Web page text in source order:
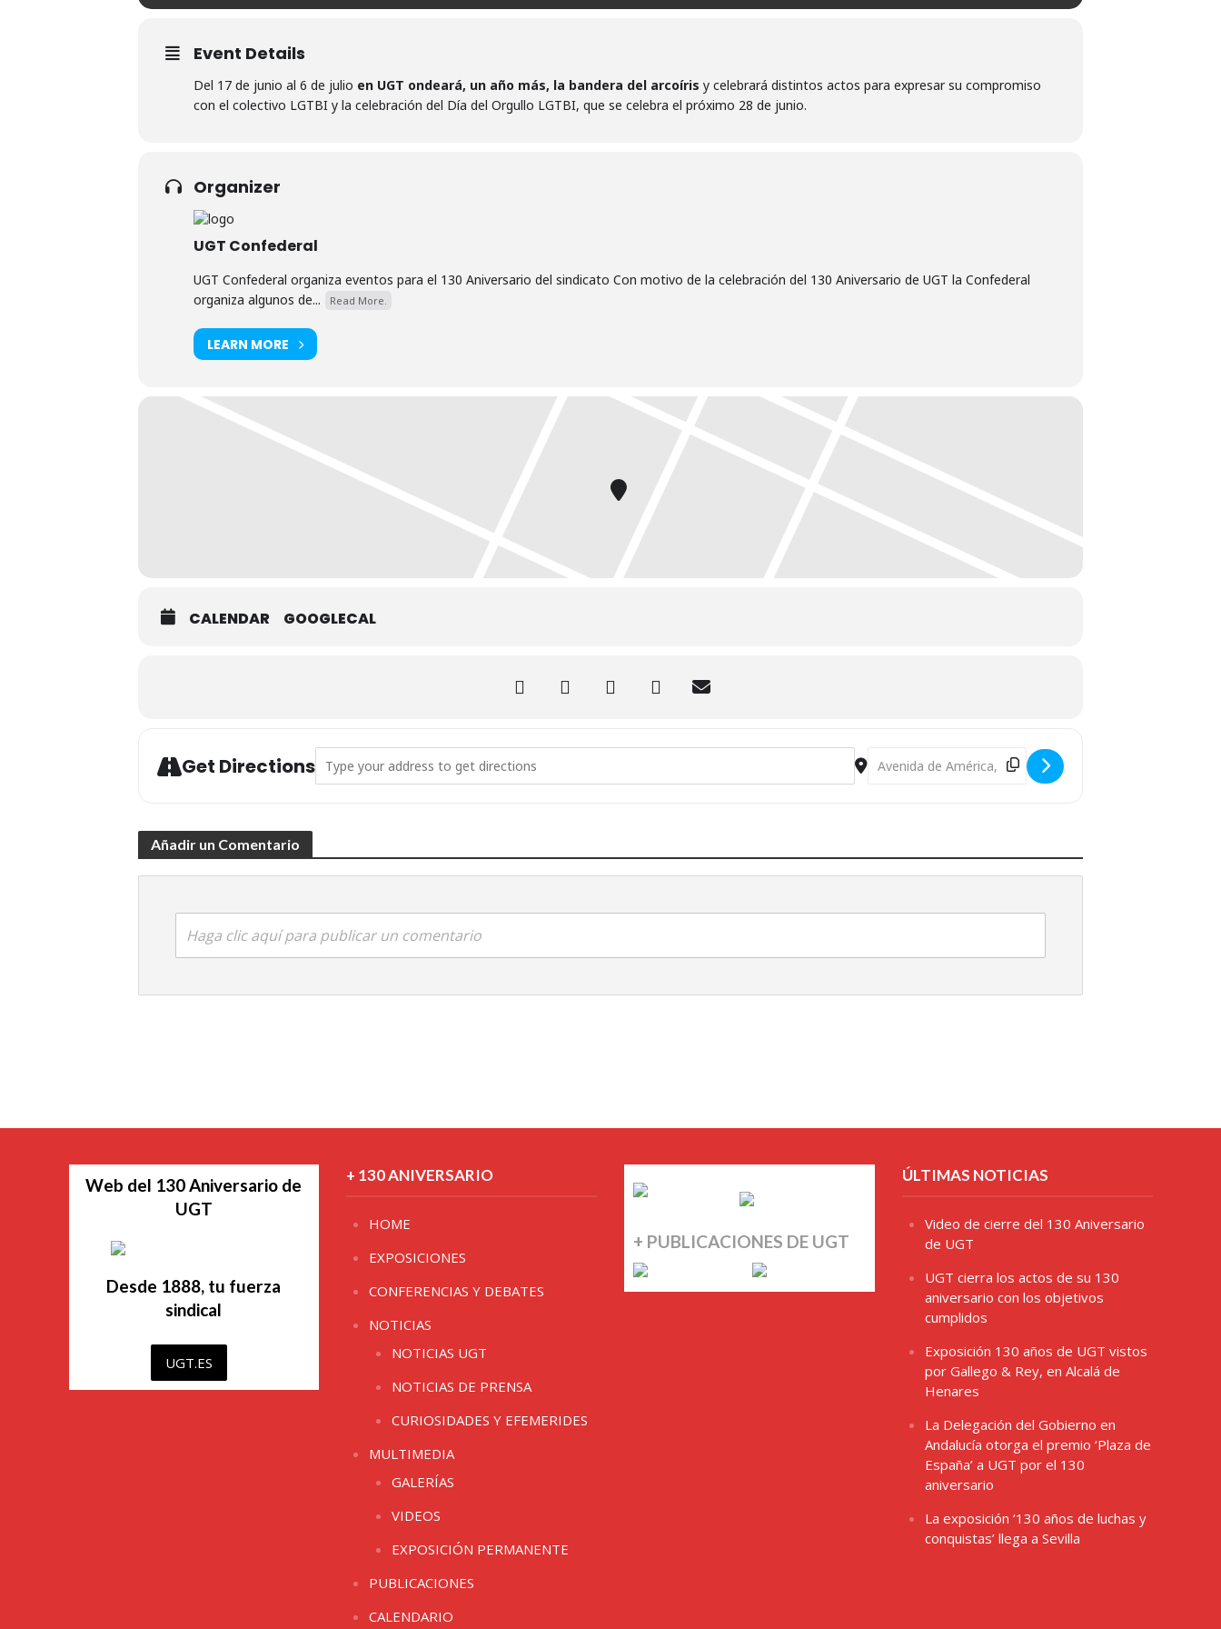
Event Details
Del 17 de junio al 6 de julio en UGT ondeará, un año más, la bandera del arcoíris y celebrará distintos actos para expresar su compromiso
con el colectivo LGTBI y la celebración del Día del Orgullo LGTBI, que se celebra el próximo 28 de junio.
Organizer
UGT Confederal
UGT Confederal organiza eventos para el 130 Aniversario del sindicato Con motivo de la celebración del 130 Aniversario de UGT la Confederal
organiza algunos de...
Read More.
LEARN MORE
CALENDAR GOOGLECAL
Get Directions Destination Address - Actos por el Día Mundial del Orgullo
Añadir un Comentario
Haga clic aquí para publicar un comentario
Web del 130 Aniversario de
UGT
Desde 1888, tu fuerza
sindical
UGT.ES
+ 130 ANIVERSARIO
HOME
EXPOSICIONES
CONFERENCIAS Y DEBATES
NOTICIAS
NOTICIAS UGT
NOTICIAS DE PRENSA
CURIOSIDADES Y EFEMERIDES
MULTIMEDIA
GALERÍAS
VIDEOS
EXPOSICIÓN PERMANENTE
PUBLICACIONES
CALENDARIO
+ PUBLICACIONES DE UGT
ÚLTIMAS NOTICIAS
Video de cierre del 130 Aniversario
de UGT
UGT cierra los actos de su 130
aniversario con los objetivos
cumplidos
Exposición 130 años de UGT vistos
por Gallego & Rey, en Alcalá de
Henares
La Delegación del Gobierno en
Andalucía otorga el premio ‘Plaza de
España’ a UGT por el 130
aniversario
La exposición ‘130 años de luchas y
conquistas’ llega a Sevilla